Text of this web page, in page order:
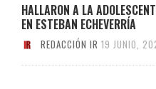
HALLARON A LA
EN ESTEBAN ECHEVERRÍA
REDACCIÓN IR 19 JUNIO,